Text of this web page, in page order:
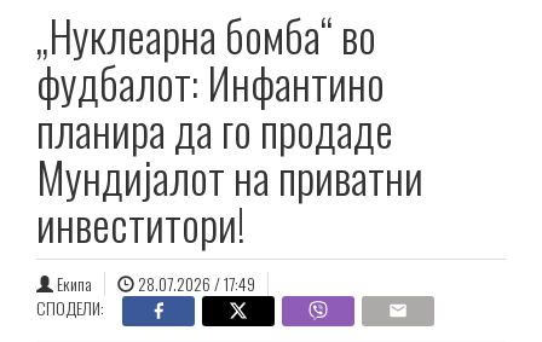
„Нуклеарна бомба“ во
фудбалот: Инфантино
планира да го продаде
Мундијалот на приватни
инвеститори!
Екипа
28.07.2026 / 17:49
СПОДЕЛИ: